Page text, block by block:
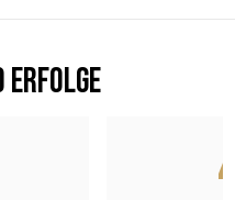
Erfolge